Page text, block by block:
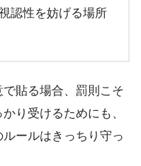
認性を妨げる場所
貼る場合、罰則こそ
り受けるためにも、
ールはきっちり守っ